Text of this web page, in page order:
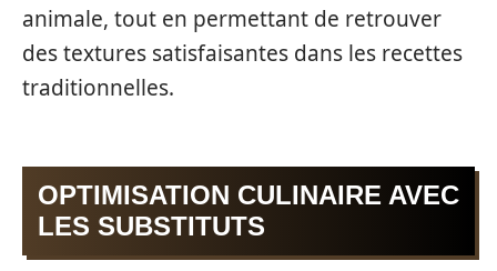
animale, tout en permettant de retrouver
des textures satisfaisantes dans les recettes
traditionnelles.
OPTIMISATION CULINAIRE AVEC
LES SUBSTITUTS